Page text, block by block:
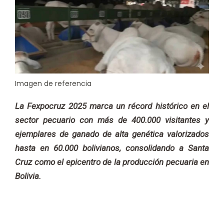
Imagen de referencia
La Fexpocruz 2025 marca un récord histórico en el
sector pecuario con más de 400.000 visitantes y
ejemplares de ganado de alta genética valorizados
hasta en 60.000 bolivianos, consolidando a Santa
Cruz como el epicentro de la producción pecuaria en
Bolivia.